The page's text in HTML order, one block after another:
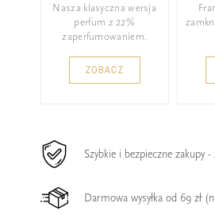
Nasza klasyczna wersja
perfum z 22%
zaperfumowaniem.
ZOBACZ
Szybkie i bezpieczne zakupy
Darmowa wysyłka od 69 zł